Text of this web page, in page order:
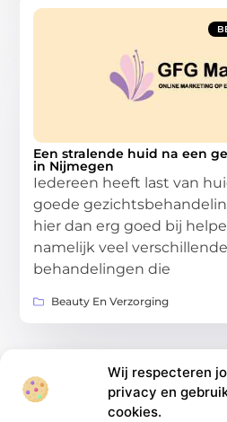
Wij respecteren
privacy en
cookies.
Een stralende huid na een
in Nijmegen
Iedereen heeft last van
goede
hier dan erg goed bij
namelijk veel
behandelingen die
Beauty En Verzorging